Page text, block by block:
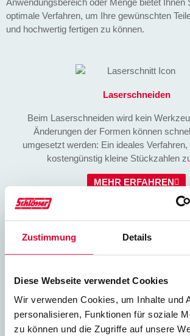
Zustimmung Details
Diese Webseite verwendet Cookies
Wir verwenden Cookies, um Inhalte und
personalisieren, Funktionen für soziale
zu können und die Zugriffe auf unsere
Anwendungsbereich oder Menge bietet Ihnen
optimale Verfahren, um Ihre gewünschten
und hochwertig fertigen zu können.
Laserschneiden
Beim Laserschneiden wird kein
Änderungen der Formen können
umgesetzt werden: Ein ideales
kostengünstig kleine Stückzahlen
MEHR ERFAHREN
Automatisierungsgraden ermöglichen es,
ganz nach Ihren Wünschen abzuwickeln –
und wirtschaftlich. Messerschnitt, Kiss-